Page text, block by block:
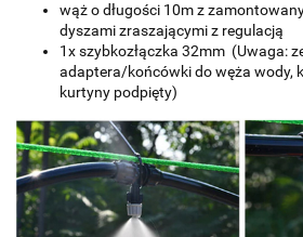
wąż o długości 10m z
dyszami zraszającymi z regulacją
1x szybkozłączka 32mm (Uwaga:
adaptera/końcówki do węża wody,
kurtyny podpięty)